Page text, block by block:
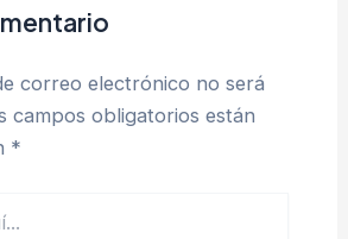
correo electrónico no será
campos obligatorios están
*